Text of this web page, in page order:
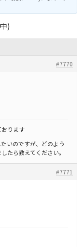
)
#7770
ります
いのですが、どのよう
たら教えてください。
#7771